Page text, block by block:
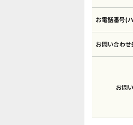
お電話番号(
お問い合わ
お問